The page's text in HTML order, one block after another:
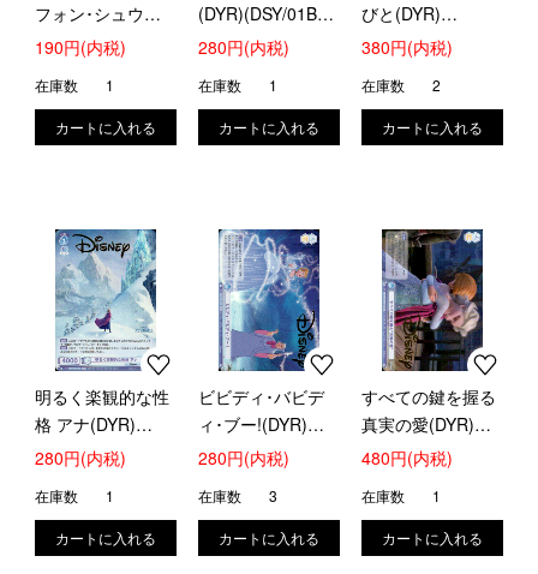
フォン･シュウィ
ーツ(DYR)
190円(内税)
在庫数 1
(DYR)(DSY/01B-
031D)
280円(内税)
在庫数 1
びと(DYR)
(DSY/01B-041D)
380円(内税)
在庫数 2
明るく楽観的な性
格 アナ(DYR)
(DSY/01B-050D)
280円(内税)
在庫数 1
ビビディ･バビデ
ィ･ブー!(DYR)
(DSY/01B-059D)
280円(内税)
在庫数 3
すべての鍵を握る
真実の愛(DYR)
(DSY/01B-060D)
480円(内税)
在庫数 1